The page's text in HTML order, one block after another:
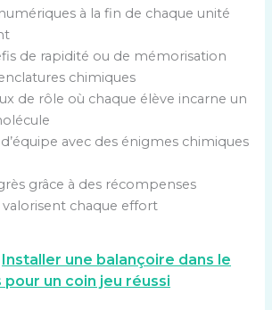
à la fin de chaque unité
de rapidité ou de mémorisation
chimiques
de rôle où chaque élève incarne un
avec des énigmes chimiques
grâce à des récompenses
chaque effort
Installer une balançoire dans le
pour un coin jeu réussi